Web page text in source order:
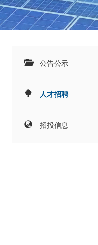
公告公示
人才招聘
招投信息